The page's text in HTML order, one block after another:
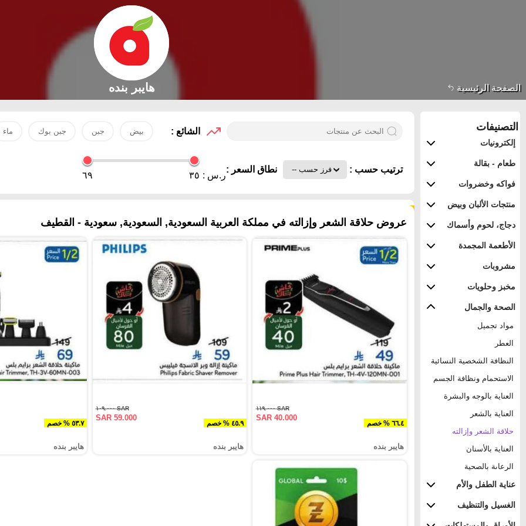
الصفحة الرئيسية هايبر بنده
التصنيفات
إلكترونيات
طعام - بقالة
فواكه وخضروات
منتجات الألبان وبيض
دجاج، لحوم وأسماك
الأطعمة المجمدة
مشروبات
مخبز وحلويات
الصحة والجمال
مواد تجميل
العطر
النظافة الشخصية النسائية
الاستحمام ونظافة الجسم
العناية بالوجه والبشرة
العناية بالشعر
حلاقة الشعر وإزالته
العناية بالأسنان
الرعاىة بالصحية
عناية الطفل والأم
الغسيل والتنظيف
الشائع : بيض جبن جبن بوك ماء
ترتيب حسب : نطاق السعر :
ر.س : ٣٥ ٦٩
عروض حلاقة الشعر وإزالته في مملكة العربية السعودية, السعودية, سعودية - القطيف‎
٦٦.٤ % خصم
SAR ١١٩.٠٠٠
SAR 40.000
هايبر بنده
٤٥.٩ % خصم
SAR ١٠٩.٠٠٠
SAR 59.000
هايبر بنده
٥٣.٧ % خصم
هايبر بنده